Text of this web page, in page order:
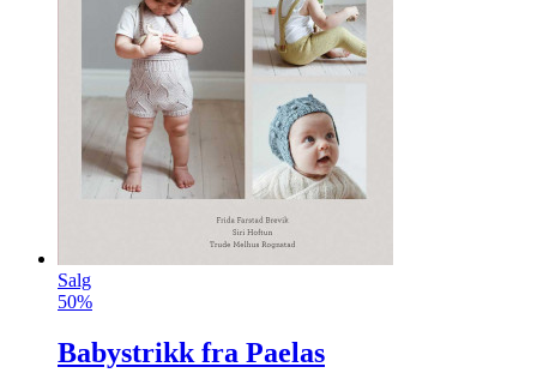
Salg
50%
Babystrikk fra Paelas